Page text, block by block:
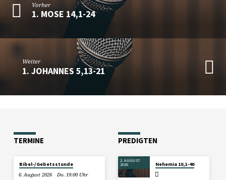
Vorher
1. MOSE 14,1-24
Weiter
1. JOHANNES 5,13-21
TERMINE
Bibel-/Gebetsstunde
6. August 2026
Do. 19:00 Uhr
PREDIGTEN
2. AUGUST
2026 Nehemia 10,1-40